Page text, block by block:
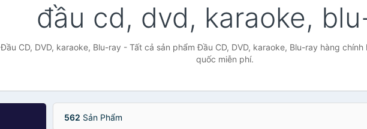
đầu cd, dvd, karaoke,
Đầu CD, DVD, karaoke, Blu-ray - Tất cả sản phẩm Đầu CD, DVD, karaoke, Blu-ray hàng
quốc miễn phí.
562 Sản Phẩm